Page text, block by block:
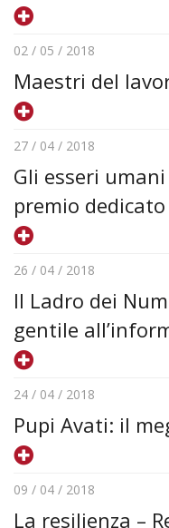
02 / 05 / 2018
Maestri del
27 / 04 / 2018
Gli esseri
premio
26 / 04 / 2018
Il Ladro dei
gentile
24 / 04 / 2018
Pupi Avati: il
09 / 04 / 2018
La resilienza –